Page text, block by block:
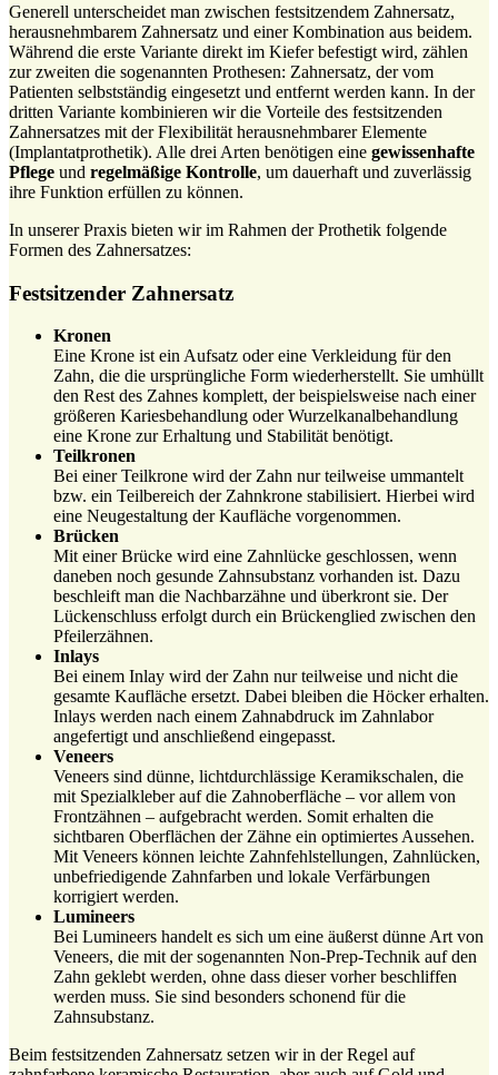
Generell unterscheidet man zwischen festsitzendem Zahnersatz,
herausnehmbarem Zahnersatz und einer Kombination aus beidem.
Während die erste Variante direkt im Kiefer befestigt wird, zählen
zur zweiten die sogenannten Prothesen: Zahnersatz, der vom
Patienten selbstständig eingesetzt und entfernt werden kann. In der
dritten Variante kombinieren wir die Vorteile des festsitzenden
Zahnersatzes mit der Flexibilität herausnehmbarer Elemente
(Implantatprothetik). Alle drei Arten benötigen eine gewissenhafte
Pflege und regelmäßige Kontrolle, um dauerhaft und zuverlässig
ihre Funktion erfüllen zu können.
In unserer Praxis bieten wir im Rahmen der Prothetik folgende
Formen des Zahnersatzes:
Festsitzender Zahnersatz
Kronen
Eine Krone ist ein Aufsatz oder eine Verkleidung für den
Zahn, die die ursprüngliche Form wiederherstellt. Sie umhüllt
den Rest des Zahnes komplett, der beispielsweise nach einer
größeren Kariesbehandlung oder Wurzelkanalbehandlung
eine Krone zur Erhaltung und Stabilität benötigt.
Teilkronen
Bei einer Teilkrone wird der Zahn nur teilweise ummantelt
bzw. ein Teilbereich der Zahnkrone stabilisiert. Hierbei wird
eine Neugestaltung der Kaufläche vorgenommen.
Brücken
Mit einer Brücke wird eine Zahnlücke geschlossen, wenn
daneben noch gesunde Zahnsubstanz vorhanden ist. Dazu
beschleift man die Nachbarzähne und überkront sie. Der
Lückenschluss erfolgt durch ein Brückenglied zwischen den
Pfeilerzähnen.
Inlays
Bei einem Inlay wird der Zahn nur teilweise und nicht die
gesamte Kaufläche ersetzt. Dabei bleiben die Höcker erhalten.
Inlays werden nach einem Zahnabdruck im Zahnlabor
angefertigt und anschließend eingepasst.
Veneers
Veneers sind dünne, lichtdurchlässige Keramikschalen, die
mit Spezialkleber auf die Zahnoberfläche – vor allem von
Frontzähnen – aufgebracht werden. Somit erhalten die
sichtbaren Oberflächen der Zähne ein optimiertes Aussehen.
Mit Veneers können leichte Zahnfehlstellungen, Zahnlücken,
unbefriedigende Zahnfarben und lokale Verfärbungen
korrigiert werden.
Lumineers
Bei Lumineers handelt es sich um eine äußerst dünne Art von
Veneers, die mit der sogenannten Non-Prep-Technik auf den
Zahn geklebt werden, ohne dass dieser vorher beschliffen
werden muss. Sie sind besonders schonend für die
Zahnsubstanz.
Beim festsitzenden Zahnersatz setzen wir in der Regel auf